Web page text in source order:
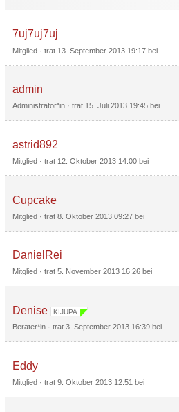
7uj7uj7uj
Mitglied · trat 13. September 2013 19:17bei
admin
Administrator*in · trat 15. Juli 2013 19:45bei
astrid892
Mitglied · trat 12. Oktober 2013 14:00bei
Cupcake
Mitglied · trat 8. Oktober 2013 09:27bei
DanielRei
Mitglied · trat 5. November 2013 16:26bei
Denise KIJUPA
Berater*in · trat 3. September 2013 16:39bei
Eddy
Mitglied · trat 9. Oktober 2013 12:51 bei